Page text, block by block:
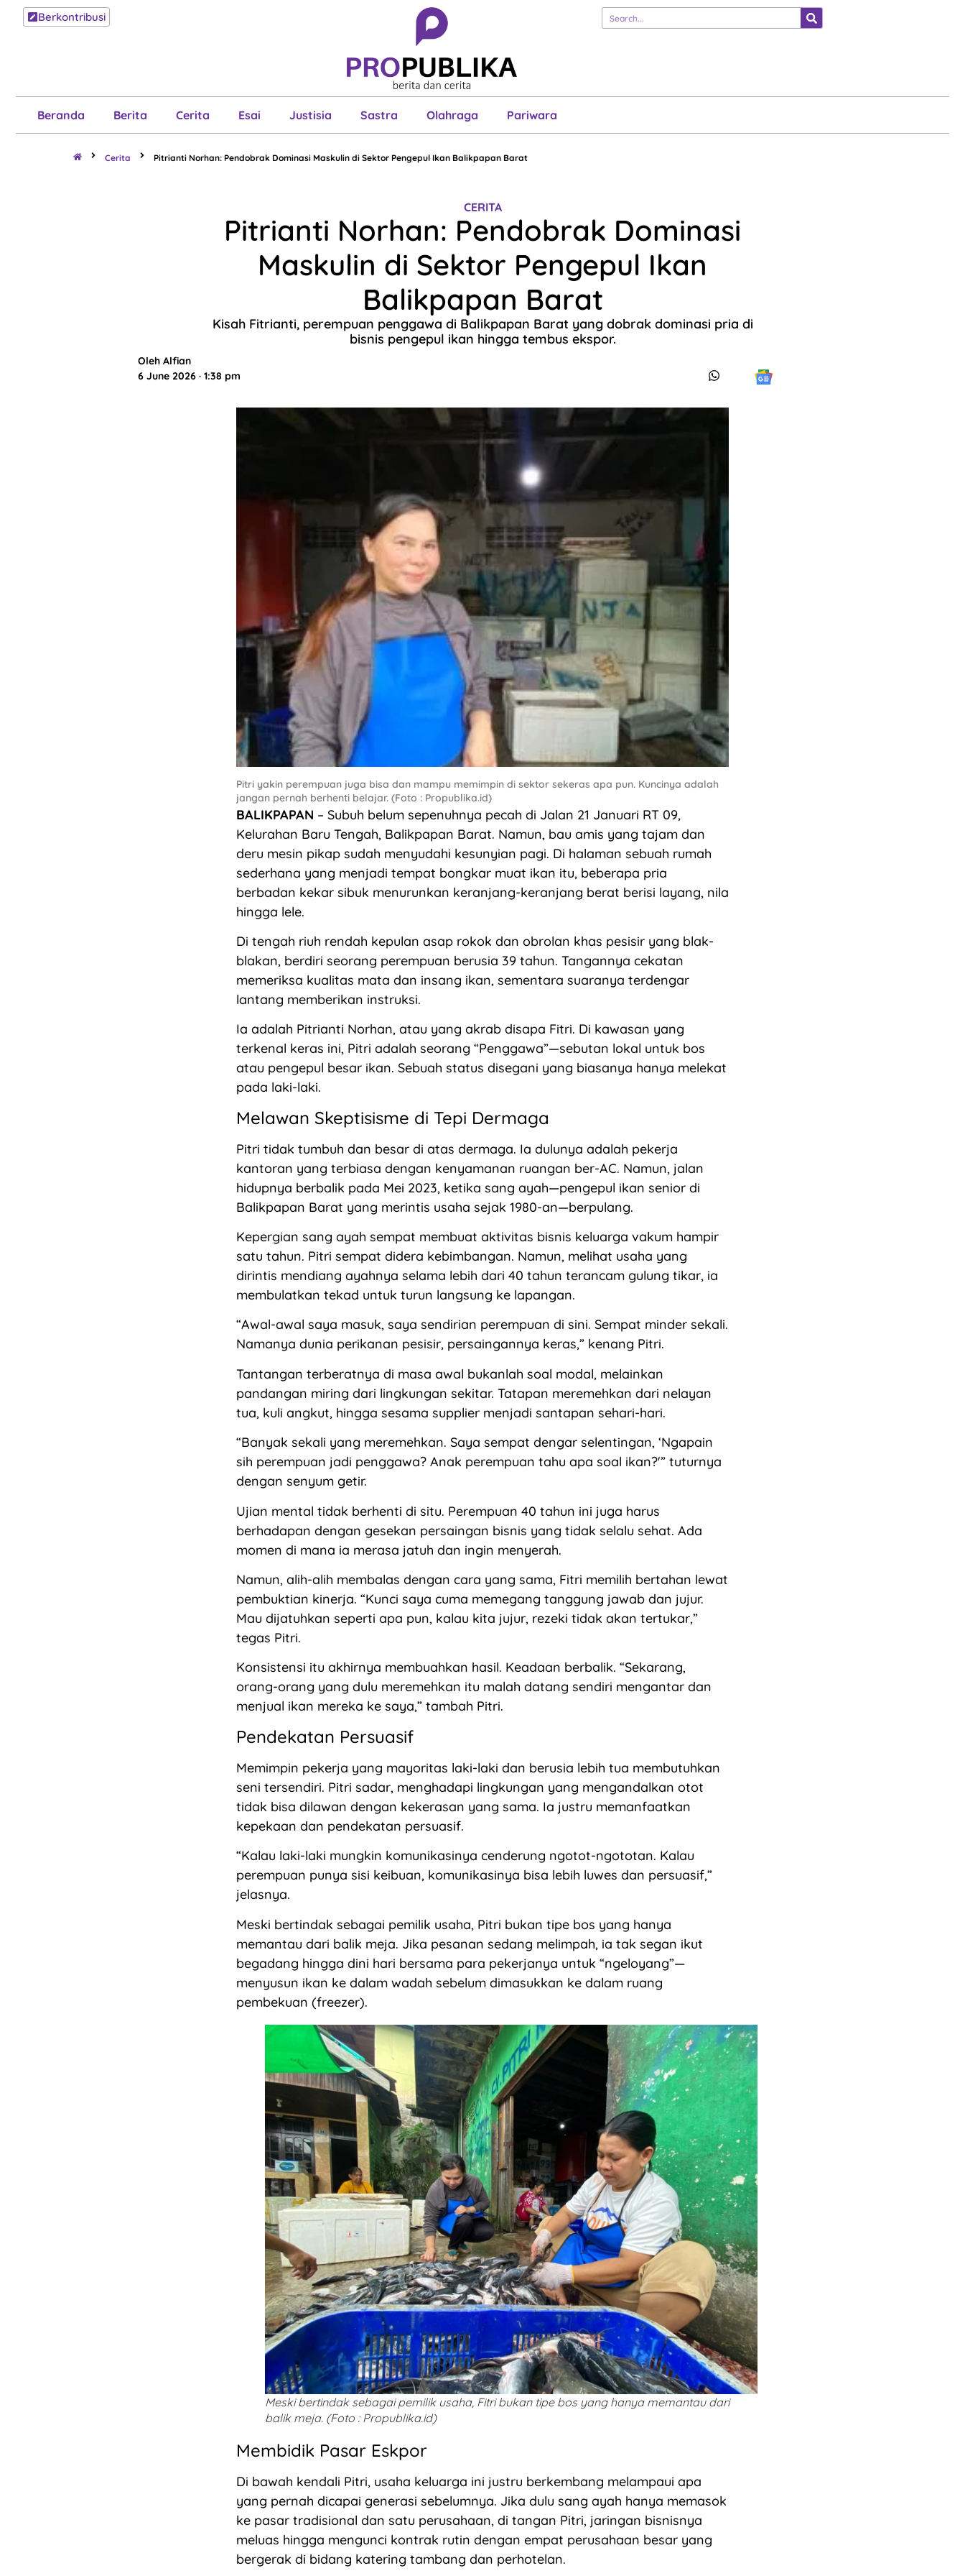
Berkontribusi
Beranda Berita Cerita Esai Justisia Sastra Olahraga Pariwara
Berita Cerita Esai Justisia
Pariwara
Cerita Pitrianti Norhan: Pendobrak Dominasi Maskulin di Sektor Pengepul Ikan Balikpapan Barat
CERITA
Pitrianti Norhan: Pendobrak Dominasi
Maskulin di Sektor Pengepul Ikan
Balikpapan Barat
Kisah Fitrianti, perempuan penggawa di Balikpapan Barat yang dobrak dominasi pria di
bisnis pengepul ikan hingga tembus ekspor.
Oleh Alfian
6 June 2026 · 1:38 pm
Pitri yakin perempuan juga bisa dan mampu memimpin di sektor sekeras apa pun. Kuncinya adalah
jangan pernah berhenti belajar. (Foto : Propublika.id)
BALIKPAPAN – Subuh belum sepenuhnya pecah di Jalan 21 Januari RT 09,
Kelurahan Baru Tengah, Balikpapan Barat. Namun, bau amis yang tajam dan
deru mesin pikap sudah menyudahi kesunyian pagi. Di halaman sebuah rumah
sederhana yang menjadi tempat bongkar muat ikan itu, beberapa pria
berbadan kekar sibuk menurunkan keranjang-keranjang berat berisi layang, nila
hingga lele.
Di tengah riuh rendah kepulan asap rokok dan obrolan khas pesisir yang blak-
blakan, berdiri seorang perempuan berusia 39 tahun. Tangannya cekatan
memeriksa kualitas mata dan insang ikan, sementara suaranya terdengar
lantang memberikan instruksi.
Ia adalah Pitrianti Norhan, atau yang akrab disapa Fitri. Di kawasan yang
terkenal keras ini, Pitri adalah seorang “Penggawa”—sebutan lokal untuk bos
atau pengepul besar ikan. Sebuah status disegani yang biasanya hanya melekat
pada laki-laki.
Melawan Skeptisisme di Tepi Dermaga
Pitri tidak tumbuh dan besar di atas dermaga. Ia dulunya adalah pekerja
kantoran yang terbiasa dengan kenyamanan ruangan ber-AC. Namun, jalan
hidupnya berbalik pada Mei 2023, ketika sang ayah—pengepul ikan senior di
Balikpapan Barat yang merintis usaha sejak 1980-an—berpulang.
Kepergian sang ayah sempat membuat aktivitas bisnis keluarga vakum hampir
satu tahun. Pitri sempat didera kebimbangan. Namun, melihat usaha yang
dirintis mendiang ayahnya selama lebih dari 40 tahun terancam gulung tikar, ia
membulatkan tekad untuk turun langsung ke lapangan.
“Awal-awal saya masuk, saya sendirian perempuan di sini. Sempat minder sekali.
Namanya dunia perikanan pesisir, persaingannya keras,” kenang Pitri.
Tantangan terberatnya di masa awal bukanlah soal modal, melainkan
pandangan miring dari lingkungan sekitar. Tatapan meremehkan dari nelayan
tua, kuli angkut, hingga sesama supplier menjadi santapan sehari-hari.
“Banyak sekali yang meremehkan. Saya sempat dengar selentingan, ‘Ngapain
sih perempuan jadi penggawa? Anak perempuan tahu apa soal ikan?'” tuturnya
dengan senyum getir.
Ujian mental tidak berhenti di situ. Perempuan 40 tahun ini juga harus
berhadapan dengan gesekan persaingan bisnis yang tidak selalu sehat. Ada
momen di mana ia merasa jatuh dan ingin menyerah.
Namun, alih-alih membalas dengan cara yang sama, Fitri memilih bertahan lewat
pembuktian kinerja. “Kunci saya cuma memegang tanggung jawab dan jujur.
Mau dijatuhkan seperti apa pun, kalau kita jujur, rezeki tidak akan tertukar,”
tegas Pitri.
Konsistensi itu akhirnya membuahkan hasil. Keadaan berbalik. “Sekarang,
orang-orang yang dulu meremehkan itu malah datang sendiri mengantar dan
menjual ikan mereka ke saya,” tambah Pitri.
Pendekatan Persuasif
Memimpin pekerja yang mayoritas laki-laki dan berusia lebih tua membutuhkan
seni tersendiri. Pitri sadar, menghadapi lingkungan yang mengandalkan otot
tidak bisa dilawan dengan kekerasan yang sama. Ia justru memanfaatkan
kepekaan dan pendekatan persuasif.
“Kalau laki-laki mungkin komunikasinya cenderung ngotot-ngototan. Kalau
perempuan punya sisi keibuan, komunikasinya bisa lebih luwes dan persuasif,”
jelasnya.
Meski bertindak sebagai pemilik usaha, Pitri bukan tipe bos yang hanya
memantau dari balik meja. Jika pesanan sedang melimpah, ia tak segan ikut
begadang hingga dini hari bersama para pekerjanya untuk “ngeloyang”—
menyusun ikan ke dalam wadah sebelum dimasukkan ke dalam ruang
pembekuan (freezer).
Meski bertindak sebagai pemilik usaha, Fitri bukan tipe bos yang hanya memantau dari
balik meja. (Foto : Propublika.id)
Membidik Pasar Eskpor
Di bawah kendali Pitri, usaha keluarga ini justru berkembang melampaui apa
yang pernah dicapai generasi sebelumnya. Jika dulu sang ayah hanya memasok
ke pasar tradisional dan satu perusahaan, di tangan Pitri, jaringan bisnisnya
meluas hingga mengunci kontrak rutin dengan empat perusahaan besar yang
bergerak di bidang katering tambang dan perhotelan.